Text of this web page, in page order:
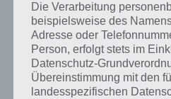
Münzen einsetzt. Da diese jedoch
die Möglichkeit alle Antworten zu
Die obige Lösung
Die Verarbeitung
beispielsweise des
Adresse oder
Person, erfolgt stets im
Datenschutz-
Übereinstimmung mit den
landesspezifischen